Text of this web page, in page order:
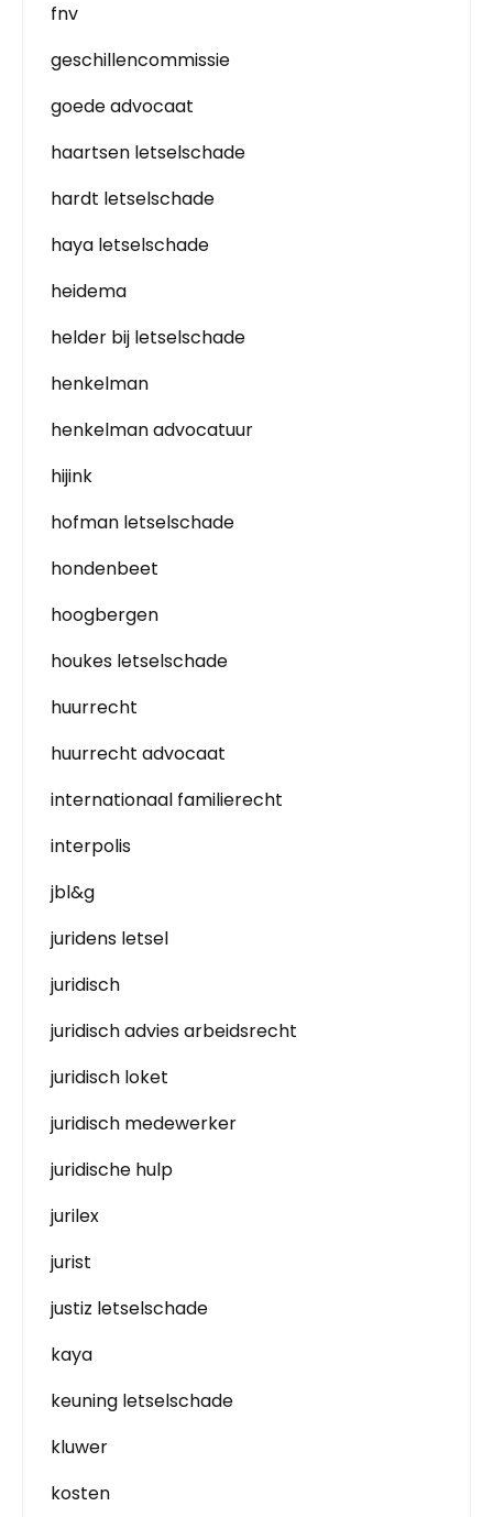
fnv
geschillencommissie
goede advocaat
haartsen letselschade
hardt letselschade
haya letselschade
heidema
helder bij letselschade
henkelman
henkelman advocatuur
hijink
hofman letselschade
hondenbeet
hoogbergen
houkes letselschade
huurrecht
huurrecht advocaat
internationaal familierecht
interpolis
jbl&g
juridens letsel
juridisch
juridisch advies arbeidsrecht
juridisch loket
juridisch medewerker
juridische hulp
jurilex
jurist
justiz letselschade
kaya
keuning letselschade
kluwer
kosten